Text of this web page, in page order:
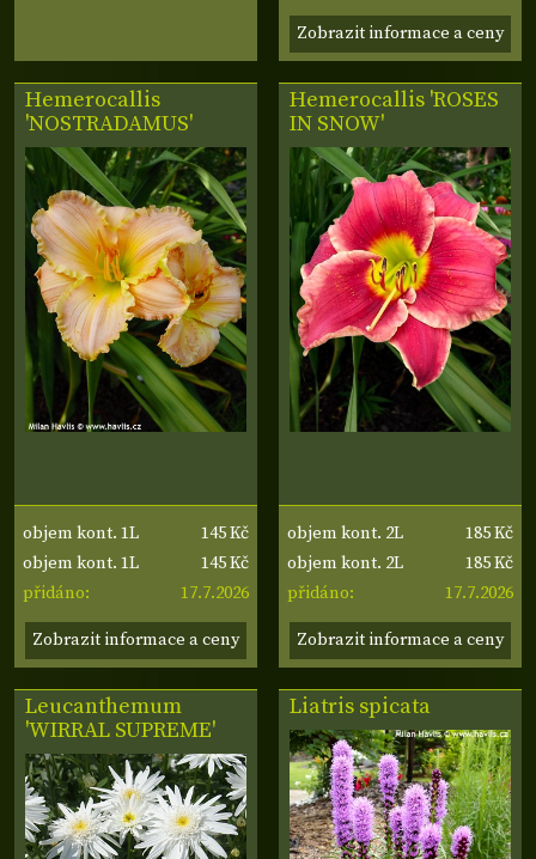
Zobrazit informace a ceny
Hemerocallis
'NOSTRADAMUS'
objem kont. 1L
145 Kč
objem kont. 1L
145 Kč
přidáno:
17.7.2026
Zobrazit informace a ceny
Hemerocallis 'ROSES
IN SNOW'
objem kont. 2L
185 Kč
objem kont. 2L
185 Kč
přidáno:
17.7.2026
Zobrazit informace a ceny
Leucanthemum
'WIRRAL SUPREME'
Liatris spicata